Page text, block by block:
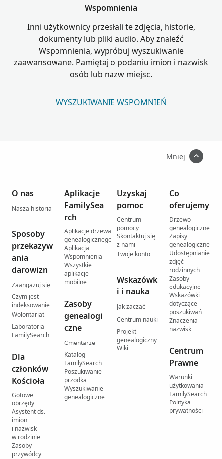
Wspomnienia
Inni użytkownicy przesłali te zdjęcia, historie,
dokumenty lub pliki audio. Aby znaleźć
Wspomnienia, wypróbuj wyszukiwanie
zaawansowane. Pamiętaj o podaniu imion i nazwisk
osób lub nazw miejsc.
WYSZUKIWANIE WSPOMNIEŃ
Mniej
O nas
Nasza historia
Sposoby
przekazyw
ania
darowizn
Zaangażuj się
Czym jest
indeksowanie
Wolontariat
Laboratoria
FamilySearch
Dla
członków
Kościoła
Gotowe
obrzędy
Asystent ds.
imion
i nazwisk
w rodzinie
Zasoby
przywódcy
Aplikacje
FamilySea
rch
Aplikacje drzewa
genealogicznego
Aplikacja
Wspomnienia
Wszystkie
aplikacje
mobilne
Zasoby
genealogi
czne
Cmentarze
Katalog
FamilySearch
Poszukiwanie
przodka
Wyszukiwanie
genealogiczne
Uzyskaj
pomoc
Centrum
pomocy
Skontaktuj się
z nami
Twoje konto
Wskazówk
i i nauka
Jak zacząć
Centrum nauki
Projekt
genealogiczny
Wiki
Co
oferujemy
Drzewo
genealogiczne
Zapisy
genealogiczne
Udostępnianie
zdjęć
rodzinnych
Zasoby
edukacyjne
Wskazówki
dotyczące
poszukiwań
Znaczenia
nazwisk
Centrum
Prawne
Warunki
użytkowania
FamilySearch
Polityka
prywatności